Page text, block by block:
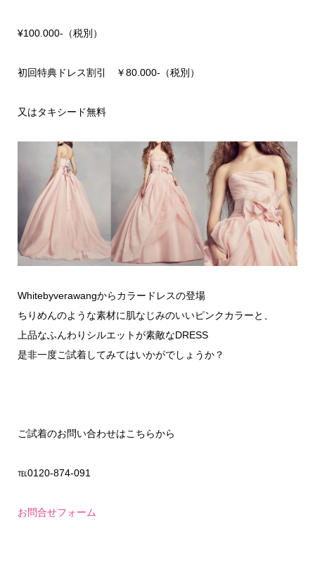
¥100.000-（税別）
初回特典ドレス割引 ￥80.000-（税別）
又はタキシード無料
Whitebyverawangからカラードレスの登場
ちりめんのような素材に肌なじみのいいピンクカラーと、
上品なふんわりシルエットが素敵なDRESS
是非一度ご試着してみてはいかがでしょうか？
ご試着のお問い合わせはこちらから
℡0120-874-091
お問合せフォーム